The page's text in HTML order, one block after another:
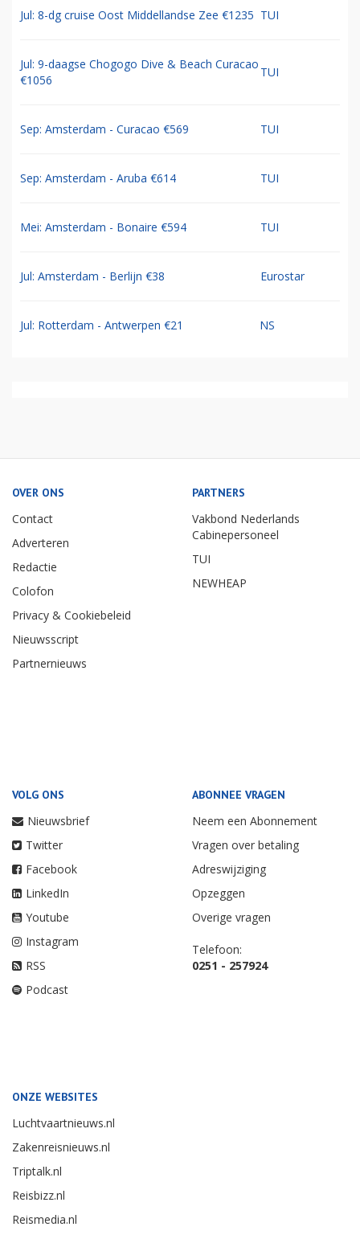
Jul: 8-dg cruise Oost Middellandse Zee €1235 TUI
Jul: 9-daagse Chogogo Dive & Beach Curacao
€1056
TUI
Sep: Amsterdam - Curacao €569 TUI
Sep: Amsterdam - Aruba €614 TUI
Mei: Amsterdam - Bonaire €594 TUI
Jul: Amsterdam - Berlijn €38 Eurostar
Jul: Rotterdam - Antwerpen €21 NS
OVER ONS
Contact
Adverteren
Redactie
Colofon
Privacy & Cookiebeleid
Nieuwsscript
Partnernieuws
PARTNERS
Vakbond Nederlands
Cabinepersoneel
TUI
NEWHEAP
VOLG ONS
Nieuwsbrief
Twitter
Facebook
LinkedIn
Youtube
Instagram
RSS
Podcast
ABONNEE VRAGEN
Neem een Abonnement
Vragen over betaling
Adreswijziging
Opzeggen
Overige vragen
Telefoon:
0251 - 257924
ONZE WEBSITES
Luchtvaartnieuws.nl
Zakenreisnieuws.nl
Triptalk.nl
Reisbizz.nl
Reismedia.nl